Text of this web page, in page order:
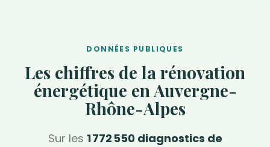
DONNÉES PUBLIQUES
Les chiffres de la rénovation
énergétique en Auvergne-
Rhône-Alpes
Sur les 1 772 550 diagnostics de